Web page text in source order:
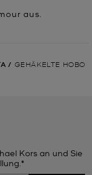
aus.
/ GEHÄKELTE HOBO
Kors an und Sie